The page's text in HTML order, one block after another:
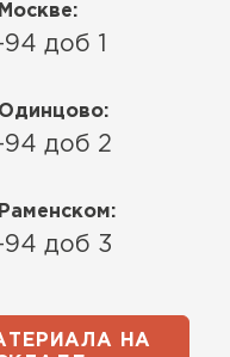
доб 1
94 доб 2
94 доб 3
НА